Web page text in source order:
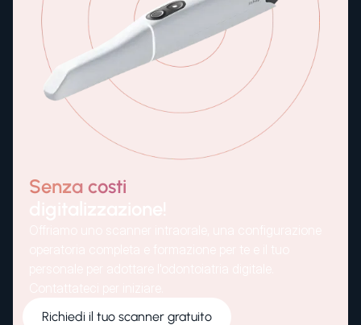
Senza costi
Richiedi il tuo scanner gratuito